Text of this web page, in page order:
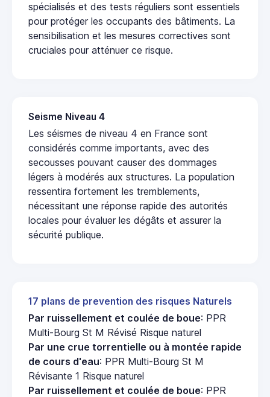
spécialisés et des tests réguliers sont essentiels
pour protéger les occupants des bâtiments. La
sensibilisation et les mesures correctives sont
cruciales pour atténuer ce risque.
Seisme Niveau 4
Les séismes de niveau 4 en France sont
considérés comme importants, avec des
secousses pouvant causer des dommages
légers à modérés aux structures. La population
ressentira fortement les tremblements,
nécessitant une réponse rapide des autorités
locales pour évaluer les dégâts et assurer la
sécurité publique.
17 plans de prevention des risques Naturels
Par ruissellement et coulée de boue: PPR
Multi-Bourg St M Révisé Risque naturel
Par une crue torrentielle ou à montée rapide
de cours d'eau: PPR Multi-Bourg St M
Révisante 1 Risque naturel
Par ruissellement et coulée de boue: PPR